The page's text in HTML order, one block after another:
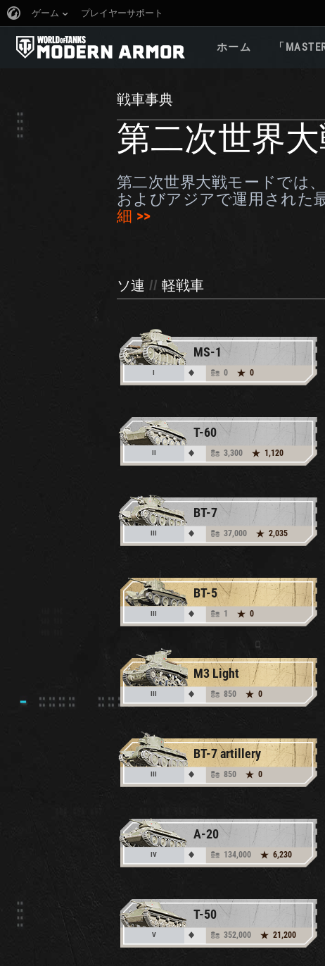
ゲーム プレイヤーサポート
ホーム 「
戦車事典
第二次世界
第二次世界大戦モードでは
およびアジアで運用された
細 >>
ソ連 // 軽戦車
MS-1
I 0 0
T-60
II 3,300 1,120
BT-7
III 37,000 2,035
BT-5
III 1 0
M3 Light
III 850 0
BT-7 artillery
III 850 0
A-20
IV 134,000 6,230
T-50
V 352,000 21,200